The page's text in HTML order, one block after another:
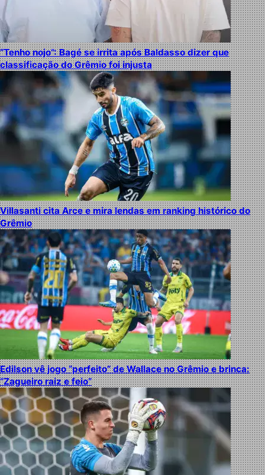
“Tenho nojo”: Bagé se irrita após Baldasso dizer que
classificação do Grêmio foi injusta
Villasanti cita Arce e mira lendas em ranking histórico do
Grêmio
Edilson vê jogo “perfeito” de Wallace no Grêmio e brinca:
“Zagueiro raiz e feio”